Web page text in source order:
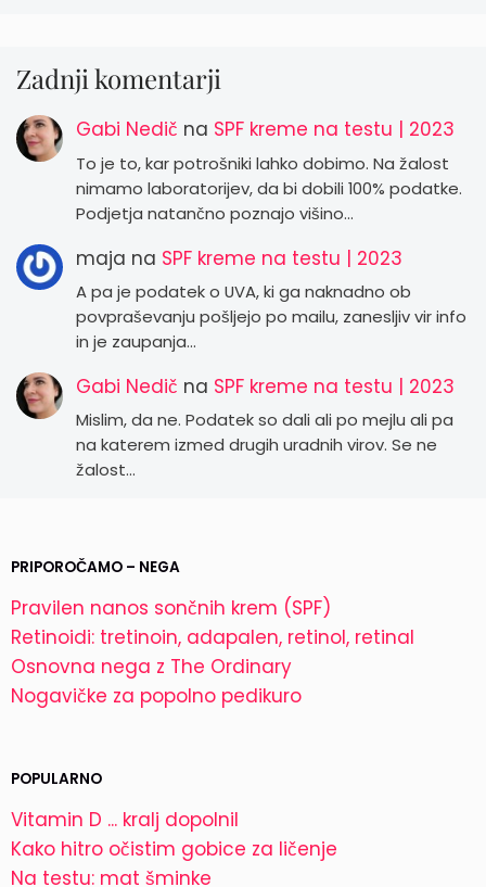
Zadnji komentarji
Gabi Nedič na SPF kreme na testu | 2023
To je to, kar potrošniki lahko dobimo. Na žalost
nimamo laboratorijev, da bi dobili 100% podatke.
Podjetja natančno poznajo višino…
maja na SPF kreme na testu | 2023
A pa je podatek o UVA, ki ga naknadno ob
povpraševanju pošljejo po mailu, zanesljiv vir info
in je zaupanja…
Gabi Nedič na SPF kreme na testu | 2023
Mislim, da ne. Podatek so dali ali po mejlu ali pa
na katerem izmed drugih uradnih virov. Se ne
žalost…
PRIPOROČAMO – NEGA
Pravilen nanos sončnih krem (SPF)
Retinoidi: tretinoin, adapalen, retinol, retinal
Osnovna nega z The Ordinary
Nogavičke za popolno pedikuro
POPULARNO
Vitamin D ... kralj dopolnil
Kako hitro očistim gobice za ličenje
Na testu: mat šminke